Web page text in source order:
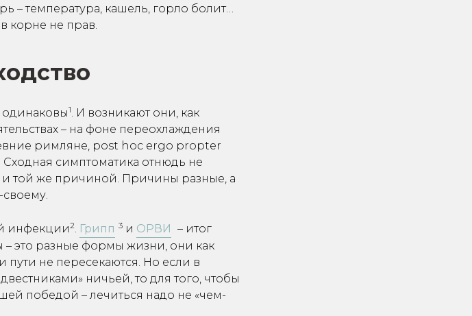
– температура, кашель, горло болит…
корне не прав.
одинаковы1. И возникают они, как
– на фоне переохлаждения
римляне, post hoc ergo propter
Сходная симптоматика отнюдь не
и той же причиной. Причины разные, а
инфекции2. Грипп 3 и ОРВИ
– итог
это разные формы жизни, они как
пути не пересекаются. Но если в
ничьей, то для того, чтобы
победой – лечиться надо не «чем-